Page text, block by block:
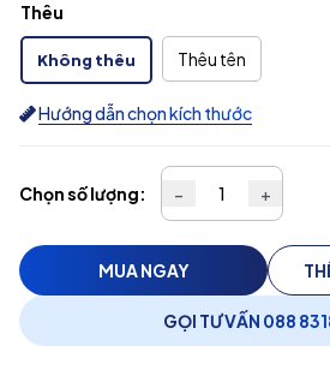
Thêu
Không thêu Thêu tên
Hướng dẫn chọn kích thước
Chọn số lượng: − +
MUA NGAY
GỌI TƯ VẤN 088